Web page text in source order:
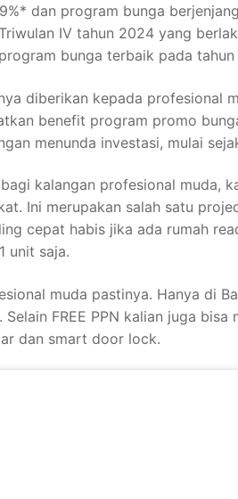
dan program bunga
IV tahun 2024 yang
bunga terbaik pada
diberikan kepada profesional
benefit program promo
menunda investasi, mulai
kalangan profesional muda,
Ini merupakan salah satu
cepat habis jika ada rumah
unit saja.
muda pastinya. Hanya di
Selain FREE PPN kalian juga
dan smart door lock.